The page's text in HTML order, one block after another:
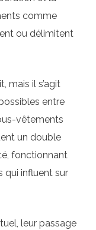
comme
ou délimitent
mais il s’agit
entre
vêtements
un double
fonctionnant
qui influent sur
leur passage